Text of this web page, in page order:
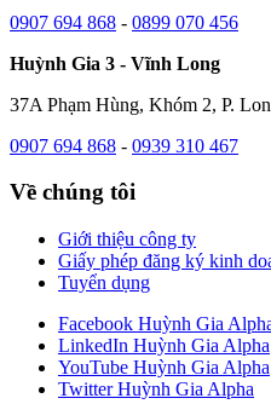
0907 694 868 - 0899 070 456
Huỳnh Gia 3 - Vĩnh Long
37A Phạm Hùng, Khóm 2, P.
0907 694 868 - 0939 310 467
Về chúng tôi
Giới thiệu công ty
Giấy phép đăng ký kinh
Tuyển dụng
Facebook Huỳnh Gia
LinkedIn Huỳnh Gia Alpha
YouTube Huỳnh Gia Alpha
Twitter Huỳnh Gia Alpha